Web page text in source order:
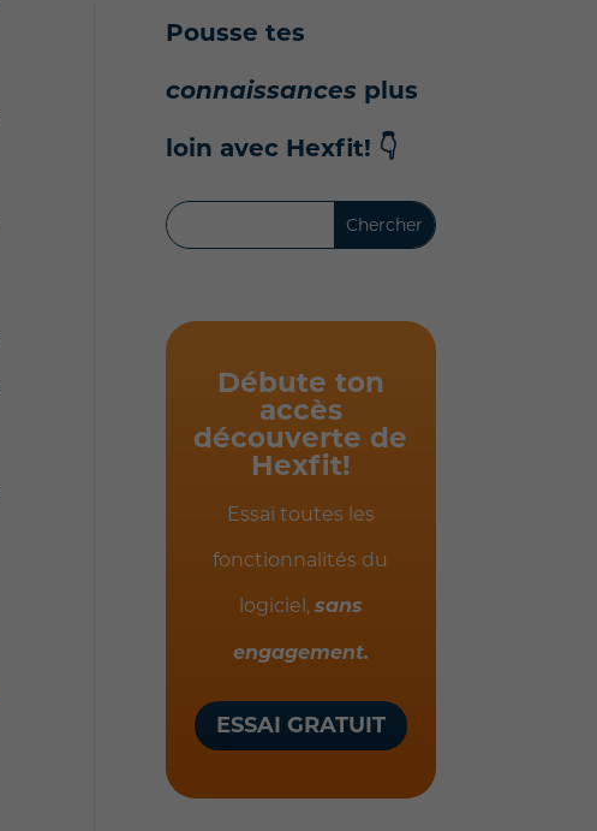
Pousse tes
connaissances plus
loin avec Hexfit! 👇
Débute ton
accès
découverte de
Hexfit!
Essai toutes les
fonctionnalités du
logiciel, sans
engagement.
ESSAI GRATUIT